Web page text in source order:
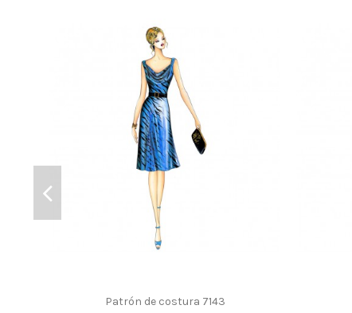
Patrón de costura 7143